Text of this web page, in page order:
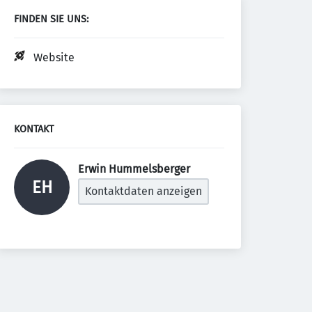
FINDEN SIE UNS:
Website
KONTAKT
EH
Erwin Hummelsberger
Kontaktdaten anzeigen